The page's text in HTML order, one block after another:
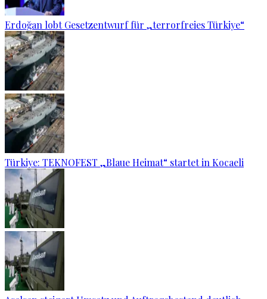
Erdoğan lobt Gesetzentwurf für „terrorfreies Türkiye“
Türkiye: TEKNOFEST „Blaue Heimat“ startet in Kocaeli